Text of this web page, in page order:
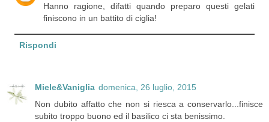
Hanno ragione, difatti quando preparo questi gelati
finiscono in un battito di ciglia!
Rispondi
Miele&Vaniglia domenica, 26 luglio, 2015
Non dubito affatto che non si riesca a conservarlo...finisce
subito troppo buono ed il basilico ci sta benissimo.